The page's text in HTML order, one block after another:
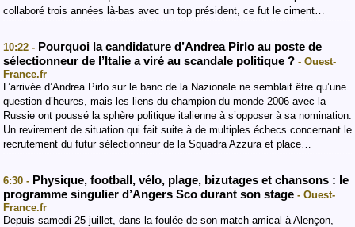
collaboré trois années là-bas avec un top président, ce fut le ciment…
10:22 - Pourquoi la candidature d’Andrea Pirlo au poste de
sélectionneur de l’Italie a viré au scandale politique ? - Ouest-
France.fr
L’arrivée d’Andrea Pirlo sur le banc de la Nazionale ne semblait être qu’une
question d’heures, mais les liens du champion du monde 2006 avec la
Russie ont poussé la sphère politique italienne à s’opposer à sa nomination.
Un revirement de situation qui fait suite à de multiples échecs concernant le
recrutement du futur sélectionneur de la Squadra Azzura et place…
6:30 - Physique, football, vélo, plage, bizutages et chansons : le
programme singulier d’Angers Sco durant son stage - Ouest-
France.fr
Depuis samedi 25 juillet, dans la foulée de son match amical à Alençon,